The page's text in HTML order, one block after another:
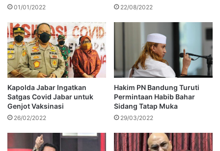
01/01/2022 22/08/2022
Kapolda Jabar Ingatkan
Satgas Covid Jabar untuk
Genjot Vaksinasi
26/02/2022
Hakim PN Bandung Turuti
Permintaan Habib Bahar
Sidang Tatap Muka
29/03/2022